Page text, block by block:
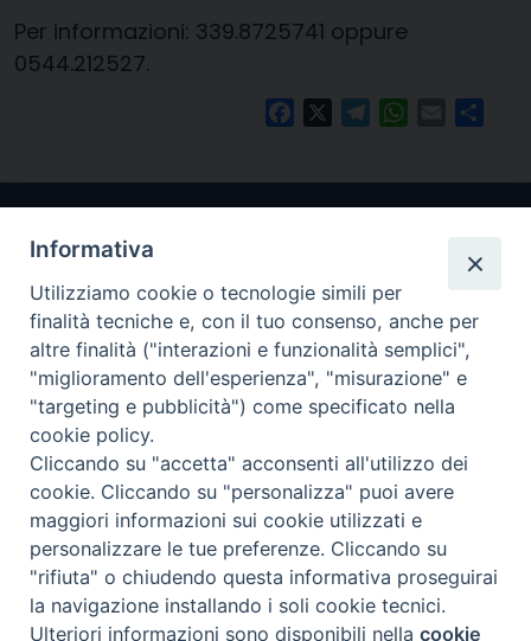
Per informazioni: 339.8725741 oppure
0544.212527.
FacebookTelegramWhatsApp
Email
Arcidiocesi di Ravenna-Cervia
CONTATTI
Piazza Arcivescovado, 1 48121- Ravenna
tel 0544.541655
curia@diocesiravennacervia.it
Per segnalazioni tecniche e aggiornamenti:
Preferenze Cookie
Informativa
Utilizziamo cookie o tecnologie simili per
finalità tecniche e, con il tuo consenso, anche per
altre finalità ("interazioni e funzionalità semplici",
"miglioramento dell'esperienza", "misurazione" e
"targeting e pubblicità") come specificato nella
cookie policy.
Cliccando su "accetta" acconsenti all'utilizzo dei
cookie. Cliccando su "personalizza" puoi avere
maggiori informazioni sui cookie utilizzati e
personalizzare le tue preferenze. Cliccando su
"rifiuta" o chiudendo questa informativa proseguirai
la navigazione installando i soli cookie tecnici.
Ulteriori informazioni sono disponibili nellacookie